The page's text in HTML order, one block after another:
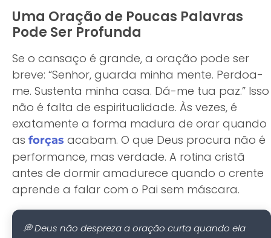
Uma Oração de Poucas Palavras
Pode Ser Profunda
Se o cansaço é grande, a oração pode ser
breve: “Senhor, guarda minha mente. Perdoa-
me. Sustenta minha casa. Dá-me tua paz.” Isso
não é falta de espiritualidade. Às vezes, é
exatamente a forma madura de orar quando
as forças acabam. O que Deus procura não é
performance, mas verdade. A rotina cristã
antes de dormir amadurece quando o crente
aprende a falar com o Pai sem máscara.
💭 Deus não despreza a oração curta quando ela